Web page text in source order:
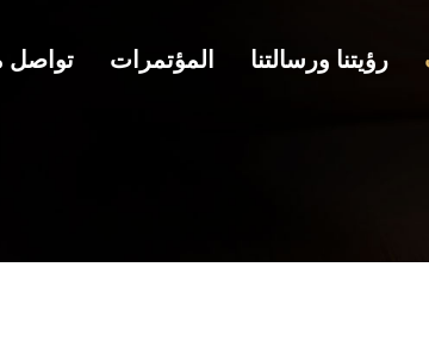
تواصل المؤتمرات رؤيتنا ورسالتنا